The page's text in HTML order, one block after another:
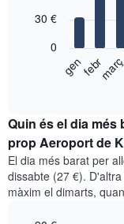
12
següent
el
preu
mitjà
d'una
habitació
per
genfebrmarç
0
30 €
Quin és el dia més
prop Aeroport de
El dia més barat per
dissabte (27 €).
màxim el dimarts,